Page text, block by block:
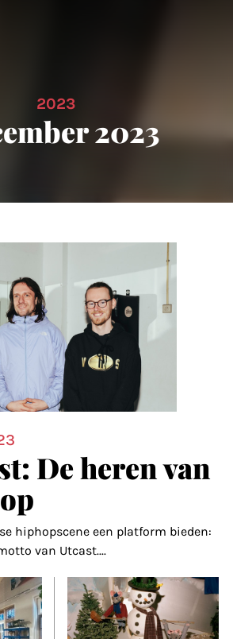
2023
2023
De heren van
hiphopscene een platform bieden:
van Utcast....